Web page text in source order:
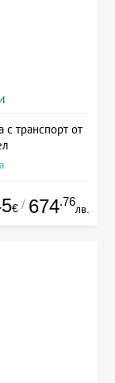
транспорт от
€ / 674.76
лв.